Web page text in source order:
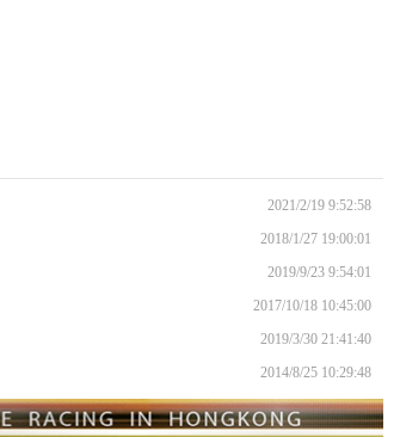
2021/2/19 9:52:58
2018/1/27 19:00:01
2019/9/23 9:54:01
2017/10/18 10:45:00
2019/3/30 21:41:40
2014/8/25 10:29:48